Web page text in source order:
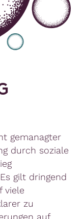
gemanagter
durch soziale
gilt dringend
viele
zu
auf